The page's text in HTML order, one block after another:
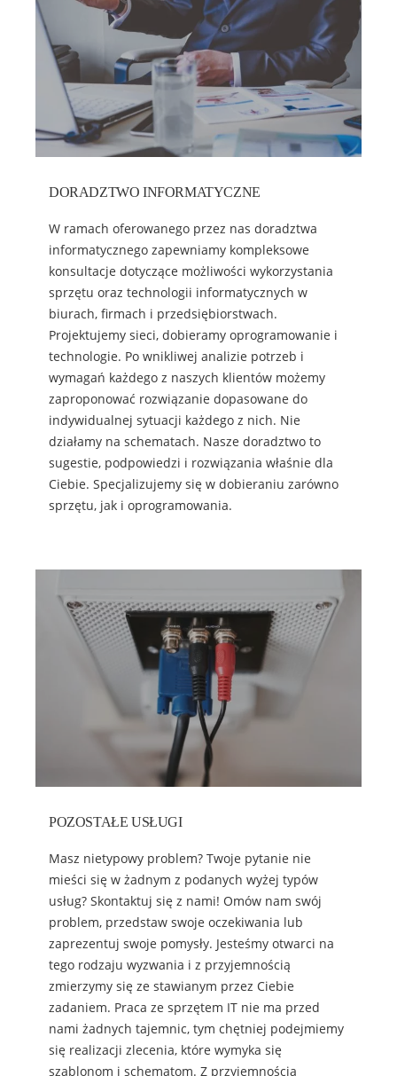
DORADZTWO INFORMATYCZNE
W ramach oferowanego przez nas doradztwa
informatycznego zapewniamy kompleksowe
konsultacje dotyczące możliwości wykorzystania
sprzętu oraz technologii informatycznych w
biurach, firmach i przedsiębiorstwach.
Projektujemy sieci, dobieramy oprogramowanie i
technologie. Po wnikliwej analizie potrzeb i
wymagań każdego z naszych klientów możemy
zaproponować rozwiązanie dopasowane do
indywidualnej sytuacji każdego z nich. Nie
działamy na schematach. Nasze doradztwo to
sugestie, podpowiedzi i rozwiązania właśnie dla
Ciebie. Specjalizujemy się w dobieraniu zarówno
sprzętu, jak i oprogramowania.
POZOSTAŁE USŁUGI
Masz nietypowy problem? Twoje pytanie nie
mieści się w żadnym z podanych wyżej typów
usług? Skontaktuj się z nami! Omów nam swój
problem, przedstaw swoje oczekiwania lub
zaprezentuj swoje pomysły. Jesteśmy otwarci na
tego rodzaju wyzwania i z przyjemnością
zmierzymy się ze stawianym przez Ciebie
zadaniem. Praca ze sprzętem IT nie ma przed
nami żadnych tajemnic, tym chętniej podejmiemy
się realizacji zlecenia, które wymyka się
szablonom i schematom. Z przyjemnością